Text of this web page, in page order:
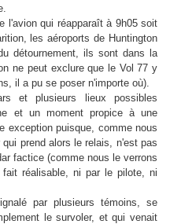
l'avion qui réapparaît à 9h05 soit
les aéroports de Huntington
détournement, ils sont dans la
ne peut exclure que le Vol 77 y
il a pu se poser n'importe où).
et plusieurs lieux possibles
et un moment propice à une
exception puisque, comme nous
prend alors le relais, n'est pas
factice (comme nous le verrons
réalisable, ni par le pilote, ni
par plusieurs témoins, se
le survoler, et qui venait